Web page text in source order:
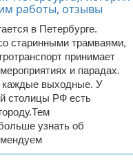
в Петербурге.
старинными трамваями,
принимает
и парадах.
каждые выходные. У
столицы РФ есть
узнать об